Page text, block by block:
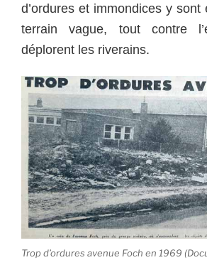
d’ordures et immondices y sont
terrain vague, tout contre
déplorent les riverains.
Trop d’ordures avenue Foch en 1969